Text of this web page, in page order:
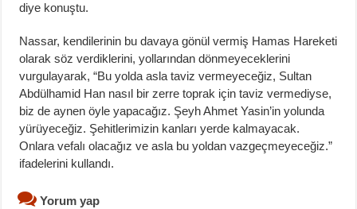
diye konuştu.
Nassar, kendilerinin bu davaya gönül vermiş Hamas Hareketi
olarak söz verdiklerini, yollarından dönmeyeceklerini
vurgulayarak, “Bu yolda asla taviz vermeyeceğiz, Sultan
Abdülhamid Han nasıl bir zerre toprak için taviz vermediyse,
biz de aynen öyle yapacağız. Şeyh Ahmet Yasin’in yolunda
yürüyeceğiz. Şehitlerimizin kanları yerde kalmayacak.
Onlara vefalı olacağız ve asla bu yoldan vazgeçmeyeceğiz.”
ifadelerini kullandı.
Yorum yap